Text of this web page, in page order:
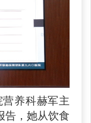
养科赫军主
告，她从饮食